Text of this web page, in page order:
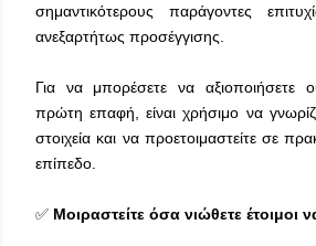
σημαντικότερους παράγοντες
ανεξαρτήτως προσέγγισης.
Για να μπορέσετε να αξιοποιήσετε
πρώτη επαφή, είναι χρήσιμο να
στοιχεία και να προετοιμαστείτε σε
επίπεδο.
✅ Μοιραστείτε όσα νιώθετε έτοιμοι